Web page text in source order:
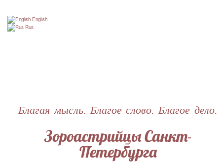
Зороастрийцы Санкт-
Петербурга
Благая мысль. Благое слово. Благое дело.
English
Rus